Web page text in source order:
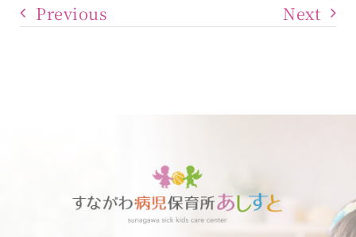
Previous Next